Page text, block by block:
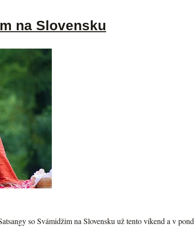
na Slovensku
so Svámidžim na Slovensku už tento víkend a v